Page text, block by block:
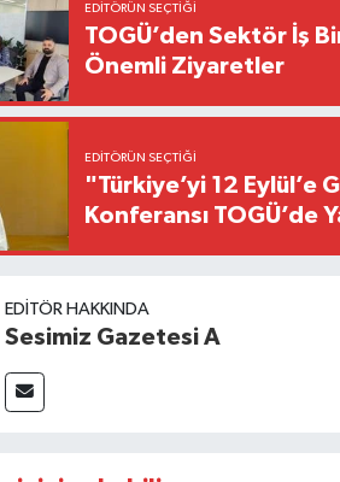
EDITÖRÜN SEÇTIĞI
TOGÜ’den Sektör İş
Önemli Ziyaretler
EDITÖRÜN SEÇTIĞI
"Türkiye’yi 12 Eylül’e
Konferansı TOGÜ’de
EDITÖR HAKKINDA
Sesimiz Gazetesi A